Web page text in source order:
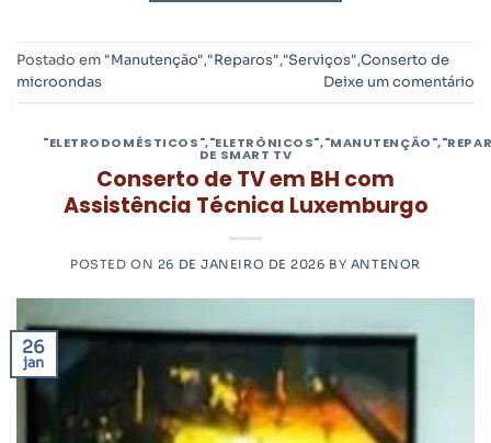
Postado em "Manutenção","Reparos","Serviços",Conserto de
microondas
Deixe um comentário
"ELETRODOMÉSTICOS","ELETRÔNICOS","MANUTENÇÃO",
DE SMART TV
Conserto de TV em BH com
Assistência Técnica Luxemburgo
POSTED ON 26 DE JANEIRO DE 2026 BY ANTENOR
26
jan